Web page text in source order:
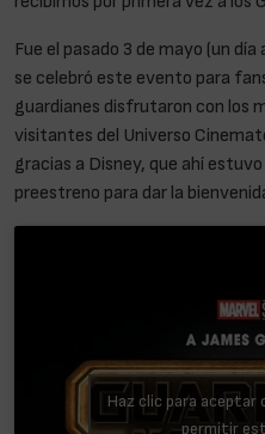
Fue el pasado 3 de mayo (un
se celebró este evento para
guardianes disfrutaron con los
visitantes del Universo
gracias a Disney, que ahí
preestreno para dar la
Haz clic para
permitir